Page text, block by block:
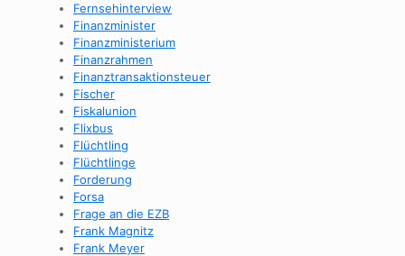
Fernsehinterview
Finanzminister
Finanzministerium
Finanzrahmen
Finanztransaktionsteuer
Fischer
Fiskalunion
Flixbus
Flüchtling
Flüchtlinge
Forderung
Forsa
Frage an die EZB
Frank Magnitz
Frank Meyer